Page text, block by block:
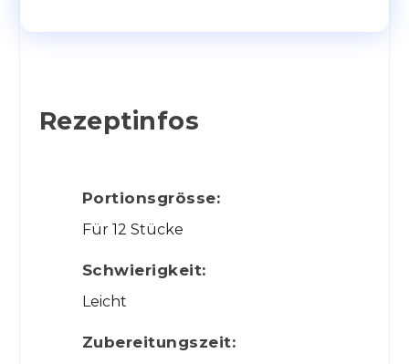
Rezeptinfos
Portionsgrösse:
Für 12 Stücke
Schwierigkeit:
Leicht
Zubereitungszeit: